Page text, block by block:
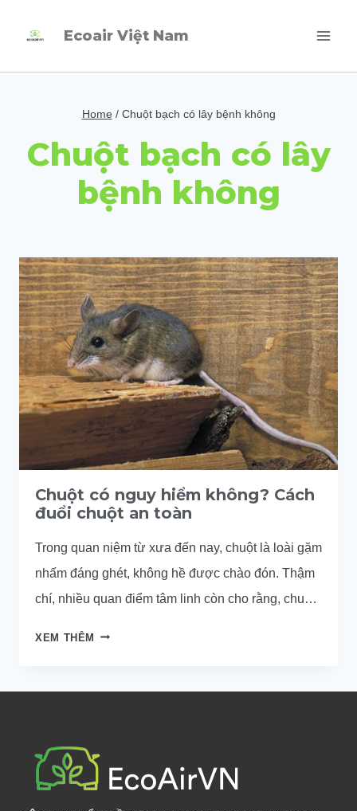
Ecoair Việt Nam
Home / Chuột bạch có lây bệnh không
Chuột bạch có lây
bệnh không
Chuột có nguy hiểm không? Cách
đuổi chuột an toàn
Trong quan niệm từ xưa đến nay, chuột là loài gặm
nhấm đáng ghét, không hề được chào đón. Thậm
chí, nhiều quan điểm tâm linh còn cho rằng, chuột
XEM THÊM CHUỘT
HIỂM
ĐUỔI
CHUỘT
AN